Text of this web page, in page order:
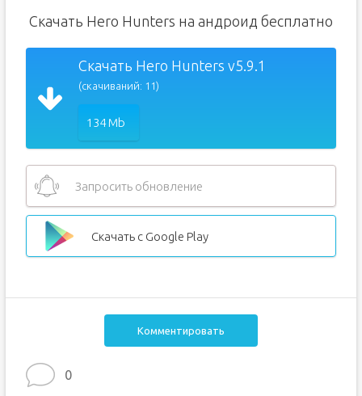
Скачать Hero Hunters на андроид бесплатно
Скачать Hero Hunters v5.9.1
(скачиваний: 11)
134 Mb
Запросить обновление
Скачать с Google Play
Комментировать
0